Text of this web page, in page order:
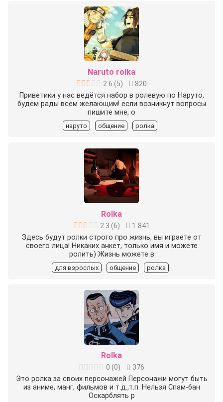
Naruto rolka
2.6 (5)
820
Приветики у нас ведётся набор в ролевую по Наруто,
будем рады всем желающим! если возникнут вопросы
пишите мне, о
наруто общение ролка
Rolka
2.3 (6)
1 841
Здесь будут ролки строго про жизнь, вы играете от
своего лица! Никаких анкет, только имя и можете
ролить) Жизнь можете в
для взрослых общение ролка
Rolka
0 (0)
376
Это ролка за своих персонажей Персонажи могут быть
из аниме, манг, фильмов и т.д.,т.п. Нельзя Спам-бан
Оскарблять р